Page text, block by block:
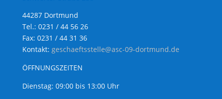
44287 Dortmund
Tel.: 0231 / 44 56 26
Fax: 0231 / 44 31 36
Kontakt: geschaeftsstelle@asc-09-dortmund.de
ÖFFNUNGSZEITEN
Dienstag: 09:00 bis 13:00 Uhr